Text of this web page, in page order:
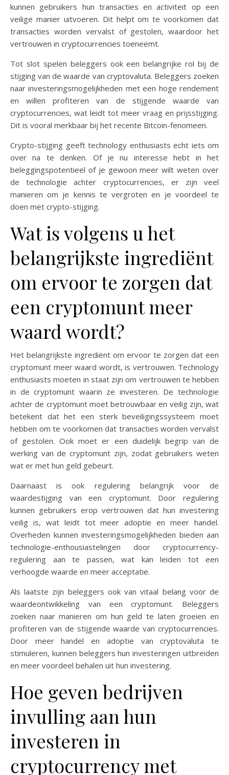
kunnen gebruikers hun transacties en activiteit op een
veilige manier uitvoeren. Dit helpt om te voorkomen dat
transacties worden vervalst of gestolen, waardoor het
vertrouwen in cryptocurrencies toeneemt.
Tot slot spelen beleggers ook een belangrijke rol bij de
stijging van de waarde van cryptovaluta. Beleggers zoeken
naar investeringsmogelijkheden met een hoge rendement
en willen profiteren van de stijgende waarde van
cryptocurrencies, wat leidt tot meer vraag en prijsstijging.
Dit is vooral merkbaar bij het recente Bitcoin-fenomeen.
Crypto-stijging geeft technology enthusiasts echt iets om
over na te denken. Of je nu interesse hebt in het
beleggingspotentieel of je gewoon meer wilt weten over
de technologie achter cryptocurrencies, er zijn veel
manieren om je kennis te vergroten en je voordeel te
doen met crypto-stijging.
Wat is volgens u het
belangrijkste ingrediënt
om ervoor te zorgen dat
een cryptomunt meer
waard wordt?
Het belangrijkste ingrediënt om ervoor te zorgen dat een
cryptomunt meer waard wordt, is vertrouwen. Technology
enthusiasts moeten in staat zijn om vertrouwen te hebben
in de cryptomunt waarin ze investeren. De technologie
achter de cryptomunt moet betrouwbaar en veilig zijn, wat
betekent dat het een sterk beveiligingssysteem moet
hebben om te voorkomen dat transacties worden vervalst
of gestolen. Ook moet er een duidelijk begrip van de
werking van de cryptomunt zijn, zodat gebruikers weten
wat er met hun geld gebeurt.
Daarnaast is ook regulering belangrijk voor de
waardestijging van een cryptomunt. Door regulering
kunnen gebruikers erop vertrouwen dat hun investering
veilig is, wat leidt tot meer adoptie en meer handel.
Overheden kunnen investeringsmogelijkheden bieden aan
technologie-enthousiastelingen door cryptocurrency-
regulering aan te passen, wat kan leiden tot een
verhoogde waarde en meer acceptatie.
Als laatste zijn beleggers ook van vitaal belang voor de
waardeontwikkeling van een cryptomunt. Beleggers
zoeken naar manieren om hun geld te laten groeien en
profiteren van de stijgende waarde van cryptocurrencies.
Door meer handel en adoptie van cryptovaluta te
stimuleren, kunnen beleggers hun investeringen uitbreiden
en meer voordeel behalen uit hun investering.
Hoe geven bedrijven
invulling aan hun
investeren in
cryptocurrency met